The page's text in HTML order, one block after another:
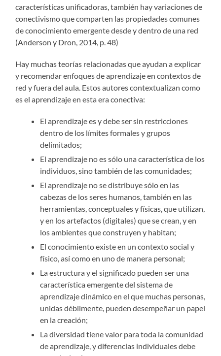
características unificadoras, también hay variaciones de
conectivismo que comparten las propiedades comunes
de conocimiento emergente desde y dentro de una red
(Anderson y Dron, 2014, p. 48)
Hay muchas teorías relacionadas que ayudan a explicar
y recomendar enfoques de aprendizaje en contextos de
red y fuera del aula. Estos autores contextualizan como
es el aprendizaje en esta era conectiva:
El aprendizaje es y debe ser sin restricciones
dentro de los límites formales y grupos
delimitados;
El aprendizaje no es sólo una característica de los
individuos, sino también de las comunidades;
El aprendizaje no se distribuye sólo en las
cabezas de los seres humanos, también en las
herramientas, conceptuales y físicas, que utilizan,
y en los artefactos (digitales) que se crean, y en
los ambientes que construyen y habitan;
El conocimiento existe en un contexto social y
físico, así como en uno de manera personal;
La estructura y el significado pueden ser una
característica emergente del sistema de
aprendizaje dinámico en el que muchas personas,
unidas débilmente, pueden desempeñar un papel
en la creación;
La diversidad tiene valor para toda la comunidad
de aprendizaje, y diferencias individuales debe